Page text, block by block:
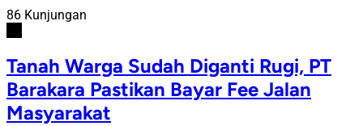
86 Kunjungan
Tanah Warga Sudah Diganti Rugi, PT
Barakara Pastikan Bayar Fee Jalan
Masyarakat